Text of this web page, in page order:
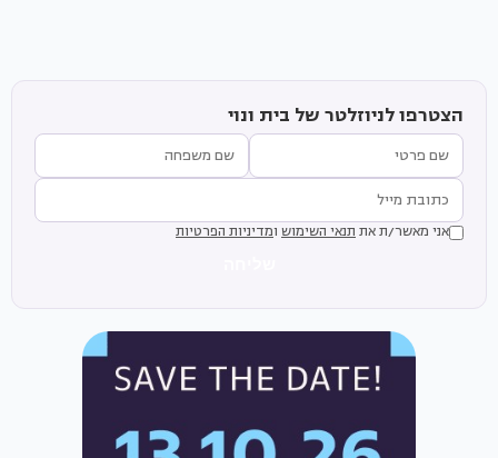
הצטרפו לניוזלטר של בית ונוי
אני מאשר/ת את תנאי השימוש ומדיניות הפרטיות